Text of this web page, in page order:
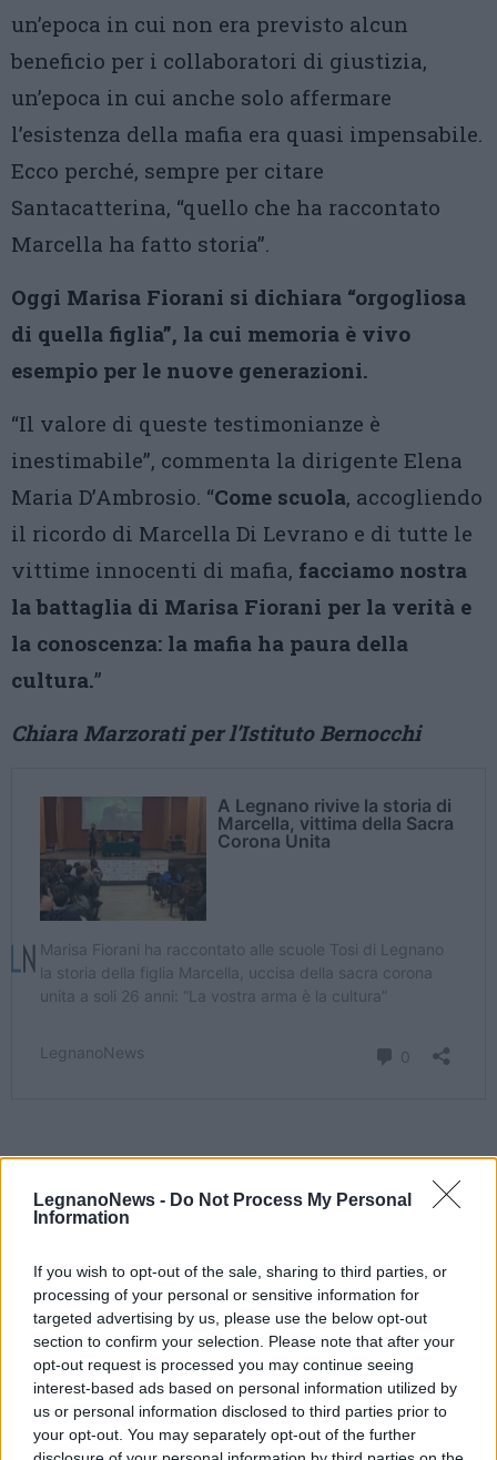
LegnanoNews - Do Not Process My Personal
Information
If you wish to opt-out of the sale, sharing to third parties, or
processing of your personal or sensitive information for
targeted advertising by us, please use the below opt-out
section to confirm your selection. Please note that after your
opt-out request is processed you may continue seeing
interest-based ads based on personal information utilized by
us or personal information disclosed to third parties prior to
your opt-out. You may separately opt-out of the further
un’epoca in cui non era previsto alcun
beneficio per i collaboratori di giustizia,
un’epoca in cui anche solo affermare
l’esistenza della mafia era quasi impensabile.
Ecco perché, sempre per citare
Santacatterina, “quello che ha raccontato
Marcella ha fatto storia”.
Oggi Marisa Fiorani si dichiara “orgogliosa
di quella figlia”, la cui memoria è vivo
esempio per le nuove generazioni.
“Il valore di queste testimonianze è
inestimabile”, commenta la dirigente Elena
Maria D’Ambrosio. “Come scuola, accogliendo
il ricordo di Marcella Di Levrano e di tutte le
vittime innocenti di mafia, facciamo nostra
la battaglia di Marisa Fiorani per la verità e
la conoscenza: la mafia ha paura della
cultura.”
Chiara Marzorati per l’Istituto Bernocchi
Via Confalonieri, 5
Castronno
Tutti gli eventi
diagosto